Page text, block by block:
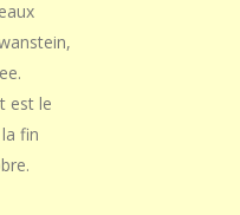
est le
fin